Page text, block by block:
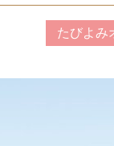
たびよみ